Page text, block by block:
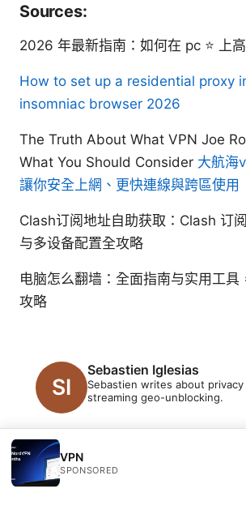
Sources:
2026 年最新指南：如何在 pc ⭐ 上
How to set up a residential proxy
insomniac browser 2026
The Truth About What VPN Joe
What You Should Consider 大航海
讓你安全上網、更快連線與跨區使用
Clash订阅地址自助获取：Clash 订
与多设备配置全攻略
电脑怎么翻墙：全面指南与实用工具
攻略
Sebastien Iglesias
Sebastien writes about privacy
streaming geo-unblocking.
VPN
SPONSORED